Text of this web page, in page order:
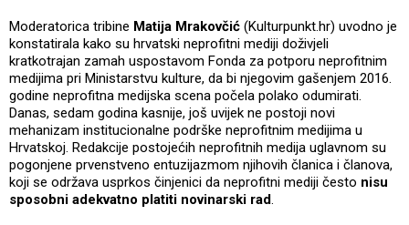
Moderatorica tribine Matija Mrakovčić (Kulturpunkt.hr) uvodno je
konstatirala kako su hrvatski neprofitni mediji doživjeli
kratkotrajan zamah uspostavom Fonda za potporu neprofitnim
medijima pri Ministarstvu kulture, da bi njegovim gašenjem 2016.
godine neprofitna medijska scena počela polako odumirati.
Danas, sedam godina kasnije, još uvijek ne postoji novi
mehanizam institucionalne podrške neprofitnim medijima u
Hrvatskoj. Redakcije postojećih neprofitnih medija uglavnom su
pogonjene prvenstveno entuzijazmom njihovih članica i članova,
koji se održava usprkos činjenici da neprofitni mediji često nisu
sposobni adekvatno platiti novinarski rad.